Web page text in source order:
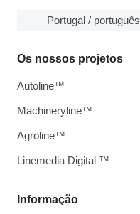
Portugal / português
Informação
Os nossos projetos
Autoline™
Machineryline™
Agroline™
Linemedia Digital ™